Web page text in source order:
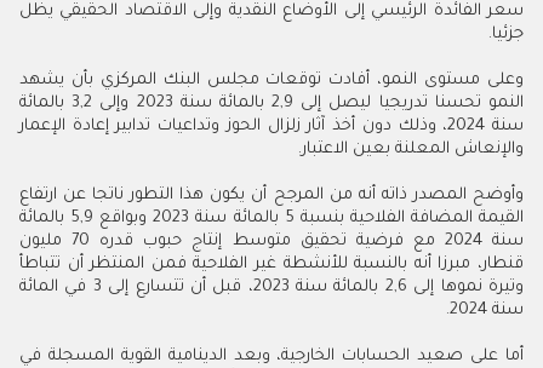
سعر الفائدة الرئيسي إلى الأوضاع النقدية وإلى الاقتصاد الحقيقي يظل
جزئيا.
وعلى مستوى النمو، أفادت توقعات مجلس البنك المركزي بأن يشهد
النمو تحسنا تدريجيا ليصل إلى 2,9 بالمائة سنة 2023 وإلى 3,2 بالمائة
سنة 2024، وذلك دون أخذ آثار زلزال الحوز وتداعيات تدابير إعادة الإعمار
والإنعاش المعلنة بعين الاعتبار.
وأوضح المصدر ذاته أنه من المرجح أن يكون هذا التطور ناتجا عن ارتفاع
القيمة المضافة الفلاحية بنسبة 5 بالمائة سنة 2023 وبواقع 5,9 بالمائة
سنة 2024 مع فرضية تحقيق متوسط إنتاج حبوب قدره 70 مليون
قنطار، مبرزا أنه بالنسبة للأنشطة غير الفلاحية فمن المنتظر أن تتباطأ
وتيرة نموها إلى 2,6 بالمائة سنة 2023، قبل أن تتسارع إلى 3 في المائة
سنة 2024.
أما على صعيد الحسابات الخارجية، وبعد الدينامية القوية المسجلة في